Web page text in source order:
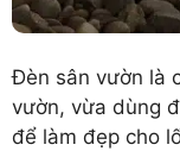
Đèn sân vườn là
vườn, vừa dùng
để làm đẹp cho